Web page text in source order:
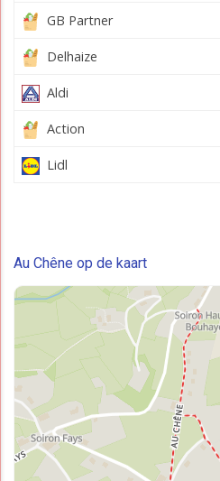
GB Partner
Delhaize
Aldi
Action
Lidl
Au Chêne op de kaart